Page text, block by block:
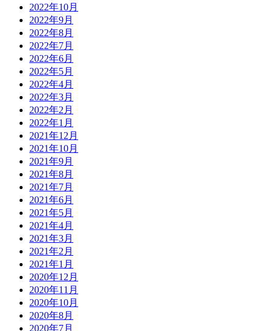
2022年10月
2022年9月
2022年8月
2022年7月
2022年6月
2022年5月
2022年4月
2022年3月
2022年2月
2022年1月
2021年12月
2021年10月
2021年9月
2021年8月
2021年7月
2021年6月
2021年5月
2021年4月
2021年3月
2021年2月
2021年1月
2020年12月
2020年11月
2020年10月
2020年8月
2020年7月